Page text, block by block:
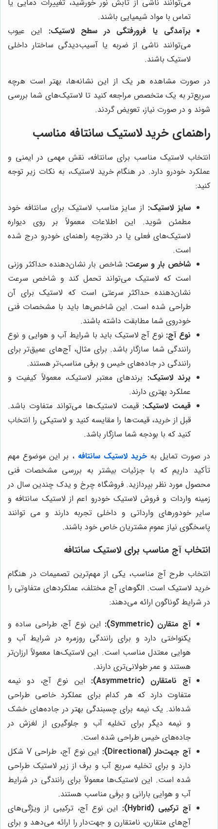
می‌توانند ناشی از تابش نور خورشید، تغییرات دمایی یا
تماس با مواد شیمیایی باشند.
برآمدگی یا فرورفتگی در سطح لاستیک: این عیوب
می‌توانند ناشی از ضربه یا آسیب‌دیدگی ساختار داخلی
لاستیک باشند.
در صورت مشاهده هر یک از این نشانه‌ها، بهتر است هرچه
سریع‌تر به یک متخصص مراجعه کنید تا لاستیک‌های شما بررسی
شوند و در صورت نیاز، تعویض گردند.
راهنمای خرید لاستیک سانتافه مناسب
انتخاب لاستیک مناسب برای سانتافه، نقش مهمی در ایمنی و
عملکرد خودرو دارد. در هنگام خرید لاستیک، به نکات زیر توجه
کنید:
سایز لاستیک: از سایز مناسب لاستیک برای سانتافه خود
مطمئن شوید. این اطلاعات معمولاً بر روی دیواره
لاستیک‌های فعلی یا در دفترچه راهنمای خودرو درج شده
است.
شاخص بار و سرعت: شاخص بار نشان‌دهنده حداکثر وزنی
است که لاستیک می‌تواند تحمل کند و شاخص سرعت
نشان‌دهنده حداکثر سرعتی است که لاستیک برای آن
طراحی شده است. این شاخص‌ها باید با مشخصات فنی
خودروی شما مطابقت داشته باشند.
نوع آج: نوع آج لاستیک باید با شرایط آب و هوایی و نوع
رانندگی شما سازگار باشد. برای مثال، آج‌های عمیق‌تر برای
رانندگی در جاده‌های خیس و برفی مناسب‌تر هستند.
برند لاستیک: برندهای معتبر لاستیک، معمولاً کیفیت و
عملکرد بهتری دارند.
قیمت لاستیک: قیمت لاستیک‌ها می‌تواند متفاوت باشد.
قبل از خرید، قیمت‌ها را مقایسه کنید و لاستیکی را انتخاب
کنید که با بودجه شما سازگار باشد.
در صورت تمایل به خرید لاستیک سانتافه ، بر این موضوع مهم
تأکید داریم که با جزئیات بیشتر به بررسی مشخصات فنی
محصول مورد نظر بپردازید. فروشگاه چرخ و یدک چندین سال در
زمینه واردات و فروش لاستیک خودرو اعم از لاستیک سانتافه و
سایر خودورهای وارداتی و داخلی تجربه دارند و می توانند
پاسخگوی نیاز عموم مشتریان خاص خود باشند.
انتخاب آج مناسب برای لاستیک سانتافه
انتخاب طرح آج مناسب، یکی از مهم‌ترین تصمیمات در هنگام
خرید لاستیک است. الگوهای آج مختلف، عملکردهای متفاوتی را
در شرایط گوناگون ارائه می‌دهند:
آج متقارن (Symmetric):
این نوع آج، طراحی ساده و
یکنواختی دارد و برای رانندگی روزمره در شرایط آب و
هوایی معتدل مناسب است. این لاستیک‌ها معمولاً ارزان‌تر
هستند و عمر طولانی‌تری دارند.
آج نامتقارن (Asymmetric):
این نوع آج، دو نیمه
متفاوت دارد که هر کدام برای عملکرد خاصی طراحی
شده‌اند. یک نیمه برای چسبندگی بهتر در جاده‌های خشک
و نیمه دیگر برای تخلیه آب و جلوگیری از لغزش در
جاده‌های خیس طراحی شده است.
آج جهت‌دار (Directional):
این نوع آج، طراحی V شکل
دارد و برای تخلیه سریع آب و برف از زیر لاستیک طراحی
شده است. این لاستیک‌ها معمولاً برای رانندگی در شرایط
آب و هوایی بارانی و برفی مناسب هستند.
آج ترکیبی (Hybrid):
این نوع آج، ترکیبی از ویژگی‌های
آج‌های متقارن، نامتقارن و جهت‌دار را ارائه می‌دهد و برای